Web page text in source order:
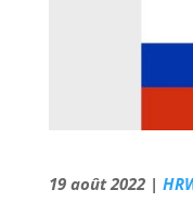
19 août 2022 |